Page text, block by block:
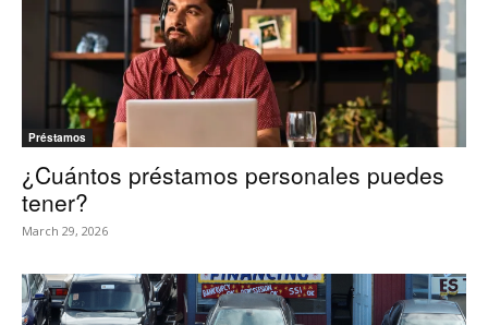
Préstamos
¿Cuántos préstamos personales puedes
tener?
March 29, 2026